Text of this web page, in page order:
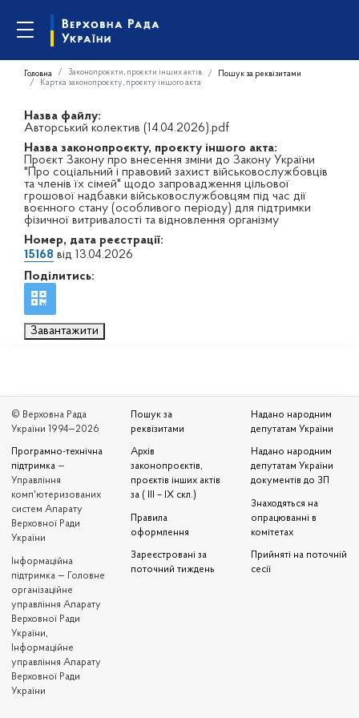
Головна Законопроєкти, проєкти інших актів
Пошук за реквізитами
Картка законопроєкту, проєкту іншого акта
Назва файлу:
Авторський колектив (14.04.2026).pdf
Назва законопроєкту, проєкту іншого акта:
Проєкт Закону про внесення зміни до Закону України
"Про соціальний і правовий захист військовослужбовців
та членів їх сімей" щодо запровадження цільової
грошової надбавки військовослужбовцям під час дії
воєнного стану (особливого періоду) для підтримки
фізичної витривалості та відновлення організму
Номер, дата реєстрації:
15168 від 13.04.2026
Поділитись:
Завантажити
© Верховна Рада
України 1994—2026
Програмно-технічна
підтримка —
Управління
комп'ютеризованих
систем Апарату
Верховної Ради
України
Iнформаційна
підтримка — Головне
організаційне
управління Апарату
Верховної Ради
України,
Інформаційне
управління Апарату
Верховної Ради
України
Пошук за
реквізитами
Архів
законопроєктів,
проєктів інших актів
за ( III – IX скл.)
Правила
оформлення
Зареєстровані за
поточний тиждень
Надано народним
депутатам України
Надано народним
депутатам України
документів до ЗП
Знаходяться на
опрацюванні в
комітетах
Прийняті на поточній
сесії